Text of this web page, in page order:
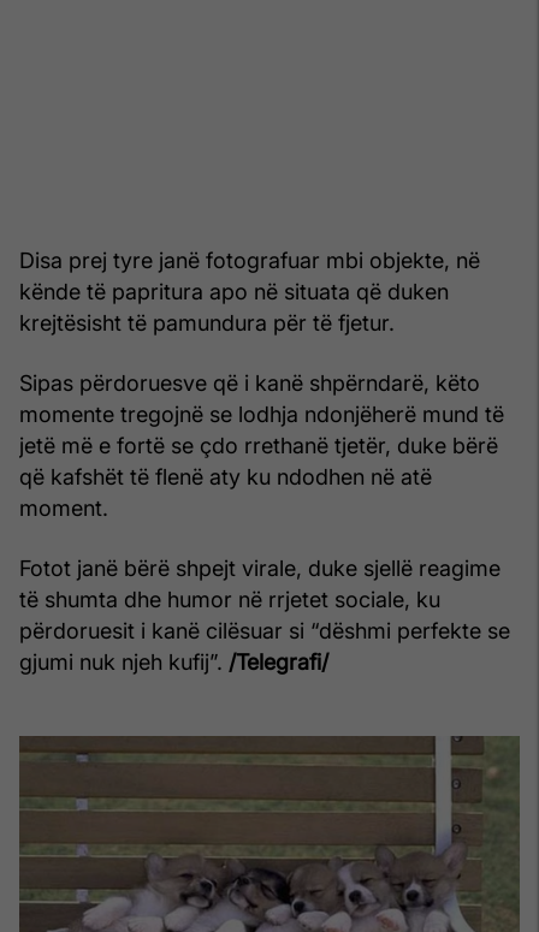
Disa prej tyre janë fotografuar mbi objekte, në
kënde të papritura apo në situata që duken
krejtësisht të pamundura për të fjetur.
Sipas përdoruesve që i kanë shpërndarë, këto
momente tregojnë se lodhja ndonjëherë mund të
jetë më e fortë se çdo rrethanë tjetër, duke bërë
që kafshët të flenë aty ku ndodhen në atë
moment.
Fotot janë bërë shpejt virale, duke sjellë reagime
të shumta dhe humor në rrjetet sociale, ku
përdoruesit i kanë cilësuar si “dëshmi perfekte se
gjumi nuk njeh kufij”. /Telegrafi/